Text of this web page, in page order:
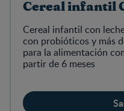
Cereal infantil
Cereal infantil con
con probióticos y más
para la alimentación
partir de 6 meses